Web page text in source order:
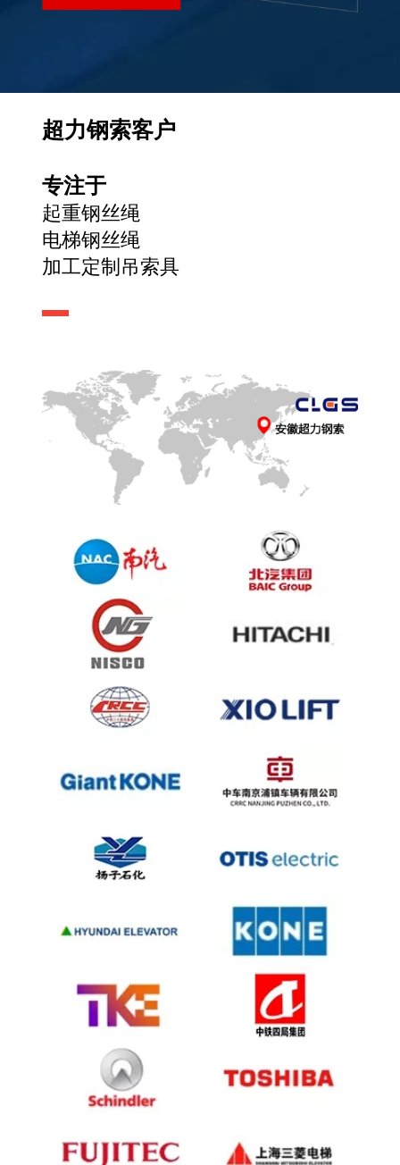
超力钢索客户
专注于
起重钢丝绳
电梯钢丝绳
加工定制吊索具